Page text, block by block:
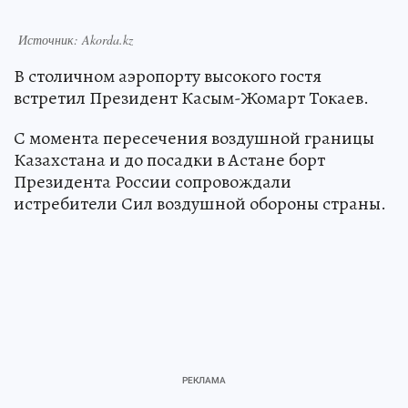
Источник: Akorda.kz
В столичном аэропорту высокого гостя
встретил Президент Касым-Жомарт Токаев.
С момента пересечения воздушной границы
Казахстана и до посадки в Астане борт
Президента России сопровождали
истребители Сил воздушной обороны страны.